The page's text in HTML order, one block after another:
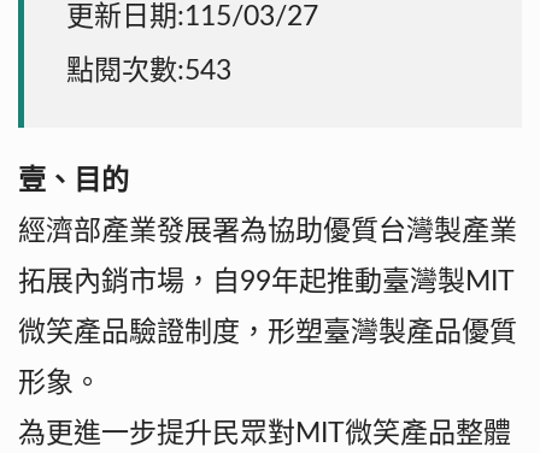
更新日期:115/03/27
點閱次數:543
壹、目的
經濟部產業發展署為協助優質台灣製產業
拓展內銷市場，自99年起推動臺灣製MIT
微笑產品驗證制度，形塑臺灣製產品優質
形象。
為更進一步提升民眾對MIT微笑產品整體